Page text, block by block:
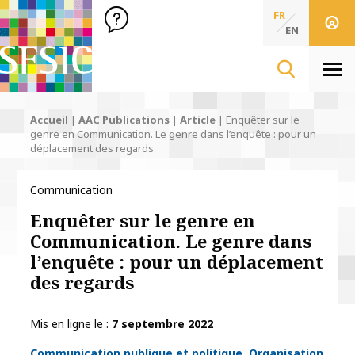
SFSIC Société Française des Sciences de l'Information & de
Société Française des Sciences
de l'Information
FR
EN
Accueil | AAC Publications | Article | Enquêter sur le
genre en Communication. Le genre dans l’enquête : pour un
déplacement des regards
Communication
Enquêter sur le genre en
Communication. Le genre dans
l’enquête : pour un déplacement
des regards
Mis en ligne le
7 septembre 2022